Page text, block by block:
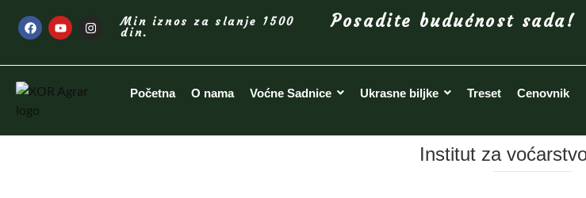
Min iznos za slanje 1500
din.
Posadite budućnost sada!
Početna O nama Voćne Sadnice Ukrasne biljke Treset Cenovnik
Institut za